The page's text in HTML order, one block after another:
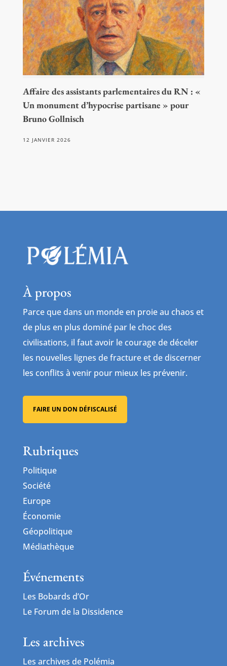
Affaire des assistants parlementaires du RN : «
Un monument d’hypocrise partisane » pour
Bruno Gollnisch
12 JANVIER 2026
À propos
Parce que dans un monde en proie au chaos et
de plus en plus dominé par le choc des
civilisations, il faut avoir le courage de déceler
les nouvelles lignes de fracture et de discerner
les conflits à venir pour mieux les prévenir.
FAIRE UN DON DÉFISCALISÉ
Rubriques
Politique
Société
Europe
Économie
Géopolitique
Médiathèque
Événements
Les Bobards d’Or
Le Forum de la Dissidence
Les archives
Les archives de Polémia